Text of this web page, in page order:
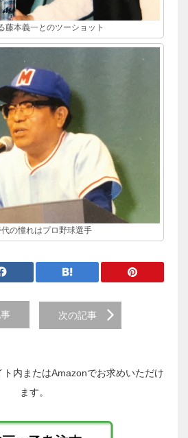
藤本義一とのツーショット
代の憧れはプロ野球選手
次の記事
ト内またはAmazonでお求めいただけ
ます。